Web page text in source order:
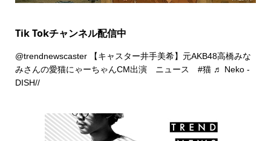
Tik Tokチャンネル配信中
@trendnewscaster【キャスター井手美希】元AKB48高橋みな
みさんの愛猫にゃーちゃんCM出演 ニュース #猫 ♬ Neko -
DISH//